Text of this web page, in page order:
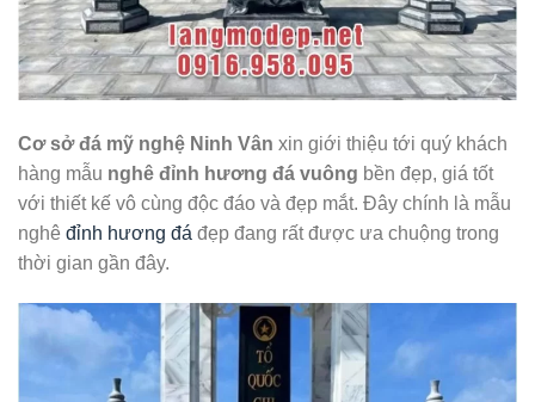
Cơ sở đá mỹ nghệ Ninh Vân xin giới thiệu tới quý khách
hàng mẫu nghê đỉnh hương đá vuông bền đẹp, giá tốt
với thiết kế vô cùng độc đáo và đẹp mắt. Đây chính là mẫu
nghê đỉnh hương đá đẹp đang rất được ưa chuộng trong
thời gian gần đây.